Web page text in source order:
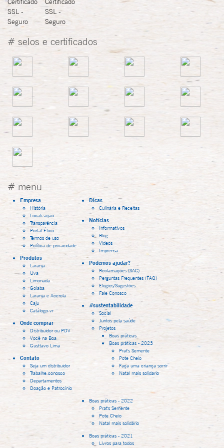
# selos e certificados
# menu
Empresa
História
Localização
Transparência
Portal Ético
Termos de uso
Política de privacidade
Produtos
Laranja
Uva
Limonada
Goiaba
Laranja e Acerola
Caju
Catálogo-vr
Onde comprar
Distribuidor ou PDV
Você na Boa
Gusttavo Lima
Contato
Seja um distribuidor
Trabalhe conosco
Departamentos
Doação e Patrocínio
Dicas
Culinária e Receitas
Notícias
Informativos
Blog
Vídeos
Imprensa
Podemos ajudar?
Reclamações (SAC)
Perguntas Frequentes (FAQ)
Elogios/Sugestões
Fale Conosco
#sustentabilidade
Social
Juntos pela saúde
Projetos
Boas práticas
Boas práticas - 2023
Prat's Semente
Pote Cheio
Faça uma criança sorrir
Natal mais solidario
Boas práticas - 2022
Prat's Semente
Pote Cheio
Natal mais solidário
Boas práticas - 2021
Livros para todos